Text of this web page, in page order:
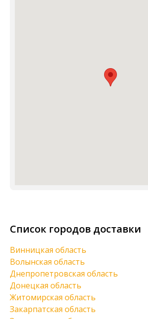
Список городов доставки
Винницкая область
Волынская область
Днепропетровская область
Донецкая область
Житомирская область
Закарпатская область